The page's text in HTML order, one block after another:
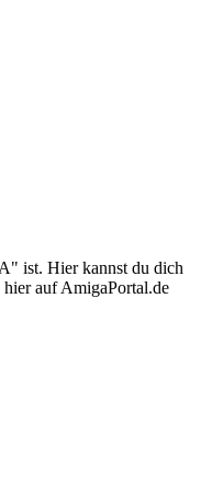
ist. Hier kannst du dich
hier auf AmigaPortal.de